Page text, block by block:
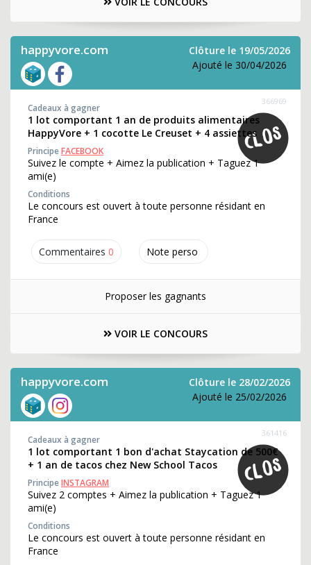
happyvore.com
Clôture le 19/05/2026
Ajouté le 30/04/2026
Commentaires 0 Note perso
366969
Cadeaux à gagner
1 lot comportant 1 an de produits alimentaires
HappyVore + 1 cocotte Le Creuset + 4 assiettes
PrincipeFACEBOOK
Suivez le compte + Aimez la publication + Taguez 1
ami(e)
Conditions
Le concours est ouvert à toute personne résidant en
France
Proposer les gagnants
VOIR LE CONCOURS
happyvore.com
Clôture le 28/02/2026
Ajouté le 25/02/2026
361416
Cadeaux à gagner
1 lot comportant 1 bon d'achat Staycation de 500€
+ 1 an de tacos chez New School Tacos
PrincipeINSTAGRAM
Suivez 2 comptes + Aimez la publication + Taguez 1
ami(e)
Conditions
Le concours est ouvert à toute personne résidant en
France